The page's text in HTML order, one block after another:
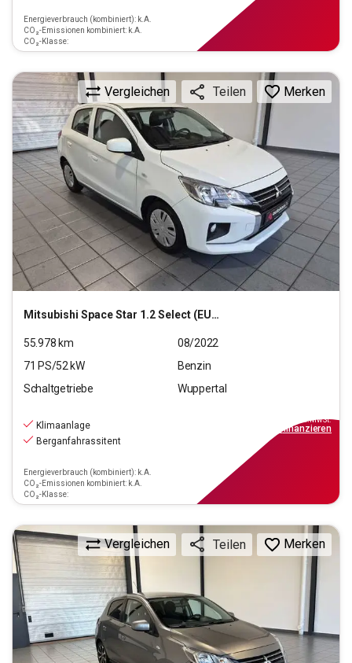
Energieverbrauch (kombiniert): k.A.
CO₂-Emissionen kombiniert: k.A.
CO₂-Klasse:
Mitsubishi Space Star 1.2 Select (EURO 6d)
Vergleichen Teilen Merken
55.978 km
08/2022
71 PS/52 kW
Benzin
Schaltgetriebe
Wuppertal
Klimaanlage
Berganfahrassitent
Energieverbrauch (kombiniert): k.A.
CO₂-Emissionen kombiniert: k.A.
CO₂-Klasse:
inkl.MwSt.
finanzieren
Vergleichen Teilen Merken